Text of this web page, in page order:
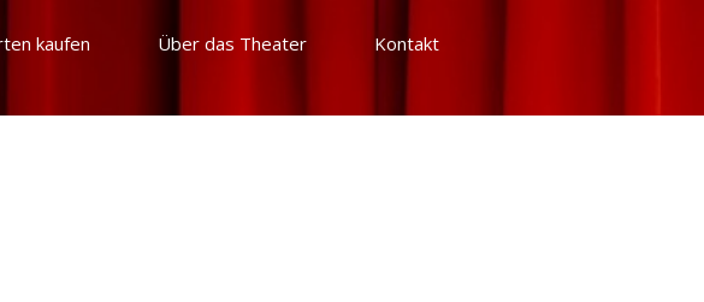
kaufen Über das Theater Kontakt